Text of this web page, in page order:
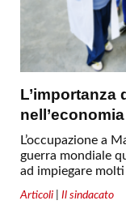
L’importanza
L’occupazione a
guerra mondiale
ad impiegare
Articoli Il sindacato